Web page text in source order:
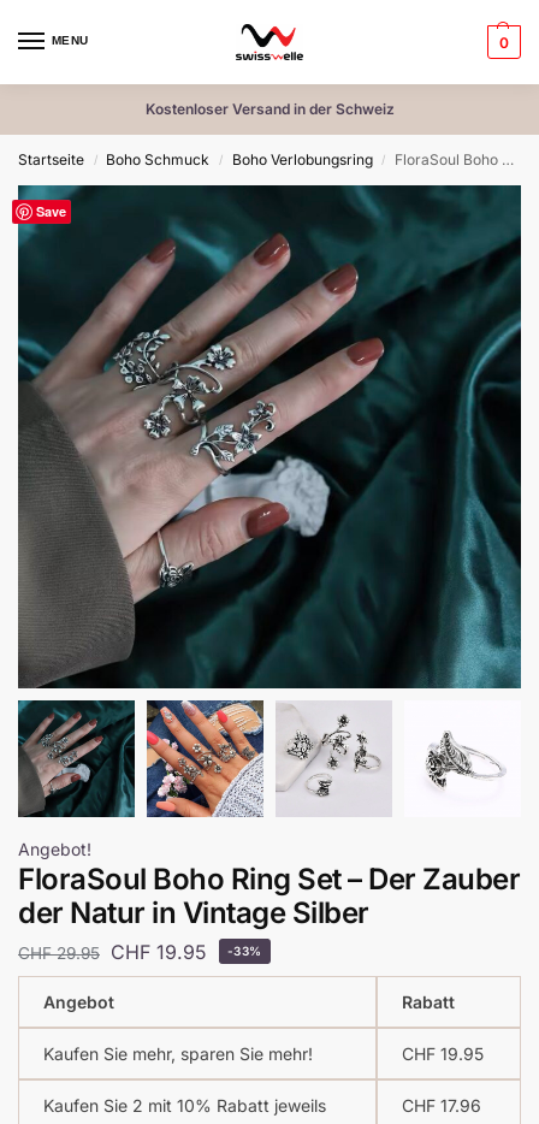
MENU 0
Kostenloser Versand in der Schweiz
Startseite / Boho Schmuck / Boho Verlobungsring / FloraSoul Boho Ring Set – Der Zauber der Natur in Vintage Silber
Save
Angebot!
FloraSoul Boho Ring Set – Der Zauber
der Natur in Vintage Silber
CHF29.95 CHF 19.95 -33%
Angebot Rabatt
Kaufen Sie mehr, sparen Sie mehr! CHF 19.95
Kaufen Sie 2 mit 10% Rabatt jeweils CHF 17.96